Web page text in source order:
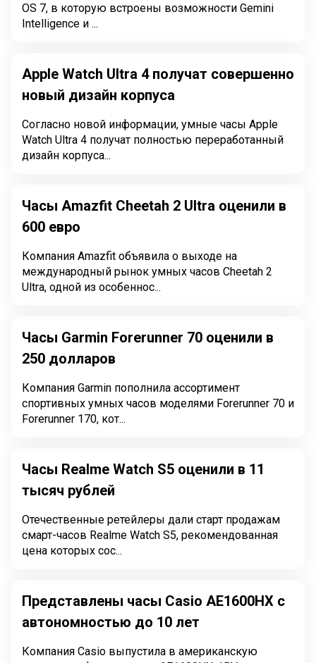
OS 7, в которую встроены возможности Gemini
Intelligence и ...
Apple Watch Ultra 4 получат совершенно
новый дизайн корпуса
Согласно новой информации, умные часы Apple
Watch Ultra 4 получат полностью переработанный
дизайн корпуса...
Часы Amazfit Cheetah 2 Ultra оценили в
600 евро
Компания Amazfit объявила о выходе на
международный рынок умных часов Cheetah 2
Ultra, одной из особеннос...
Часы Garmin Forerunner 70 оценили в
250 долларов
Компания Garmin пополнила ассортимент
спортивных умных часов моделями Forerunner 70 и
Forerunner 170, кот...
Часы Realme Watch S5 оценили в 11
тысяч рублей
Отечественные ретейлеры дали старт продажам
смарт-часов Realme Watch S5, рекомендованная
цена которых сос...
Представлены часы Casio AE1600HX с
автономностью до 10 лет
Компания Casio выпустила в американскую